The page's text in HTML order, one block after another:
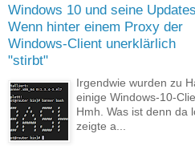
Windows 10 und seine
Wenn hinter einem Proxy der
Windows-Client unerklärlich
"stirbt"
Irgendwie wurden zu
einige Windows-10-
Hmh. Was ist denn da
zeigte a...